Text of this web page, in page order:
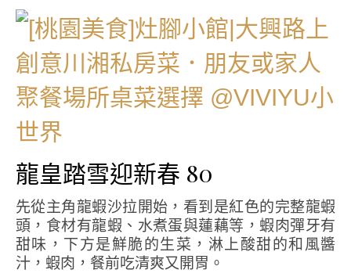
龍皇踏雪迎新春 80
先從主角龍蝦沙拉開始，看到是紅色的完整龍蝦
頭，食材有龍蝦、水煮蛋與蓮藕等，蝦肉彈牙有
甜味，下方是鮮脆的生菜，淋上酸甜的和風醬
汁，蝦肉，餐前吃清爽又開胃。